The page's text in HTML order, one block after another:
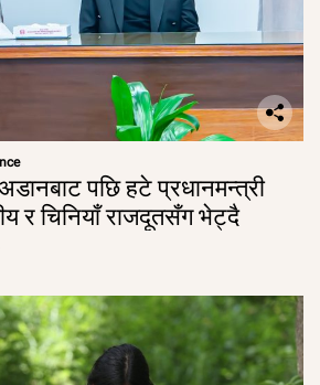
पछि हटे प्रधानमन्त्री
र चिनियाँ राजदूतसँग भेट्दै